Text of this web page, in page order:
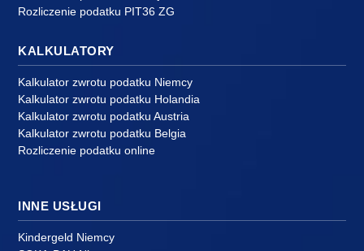
Rozliczenie podatku PIT36 ZG
KALKULATORY
Kalkulator zwrotu podatku Niemcy
Kalkulator zwrotu podatku Holandia
Kalkulator zwrotu podatku Austria
Kalkulator zwrotu podatku Belgia
Rozliczenie podatku online
INNE USŁUGI
Kindergeld Niemcy